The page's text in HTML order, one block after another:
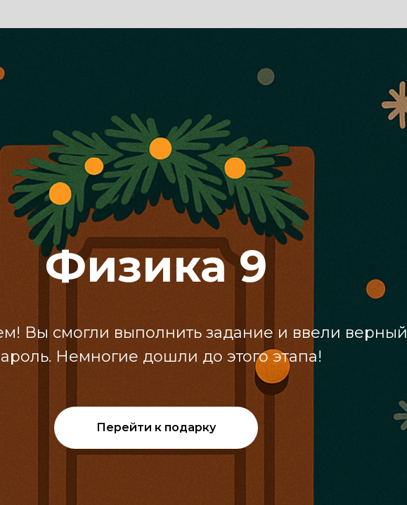
Физика 9
Вы смогли выполнить задание и ввели верный
Немногие дошли до этого этапа!
Перейти к подарку